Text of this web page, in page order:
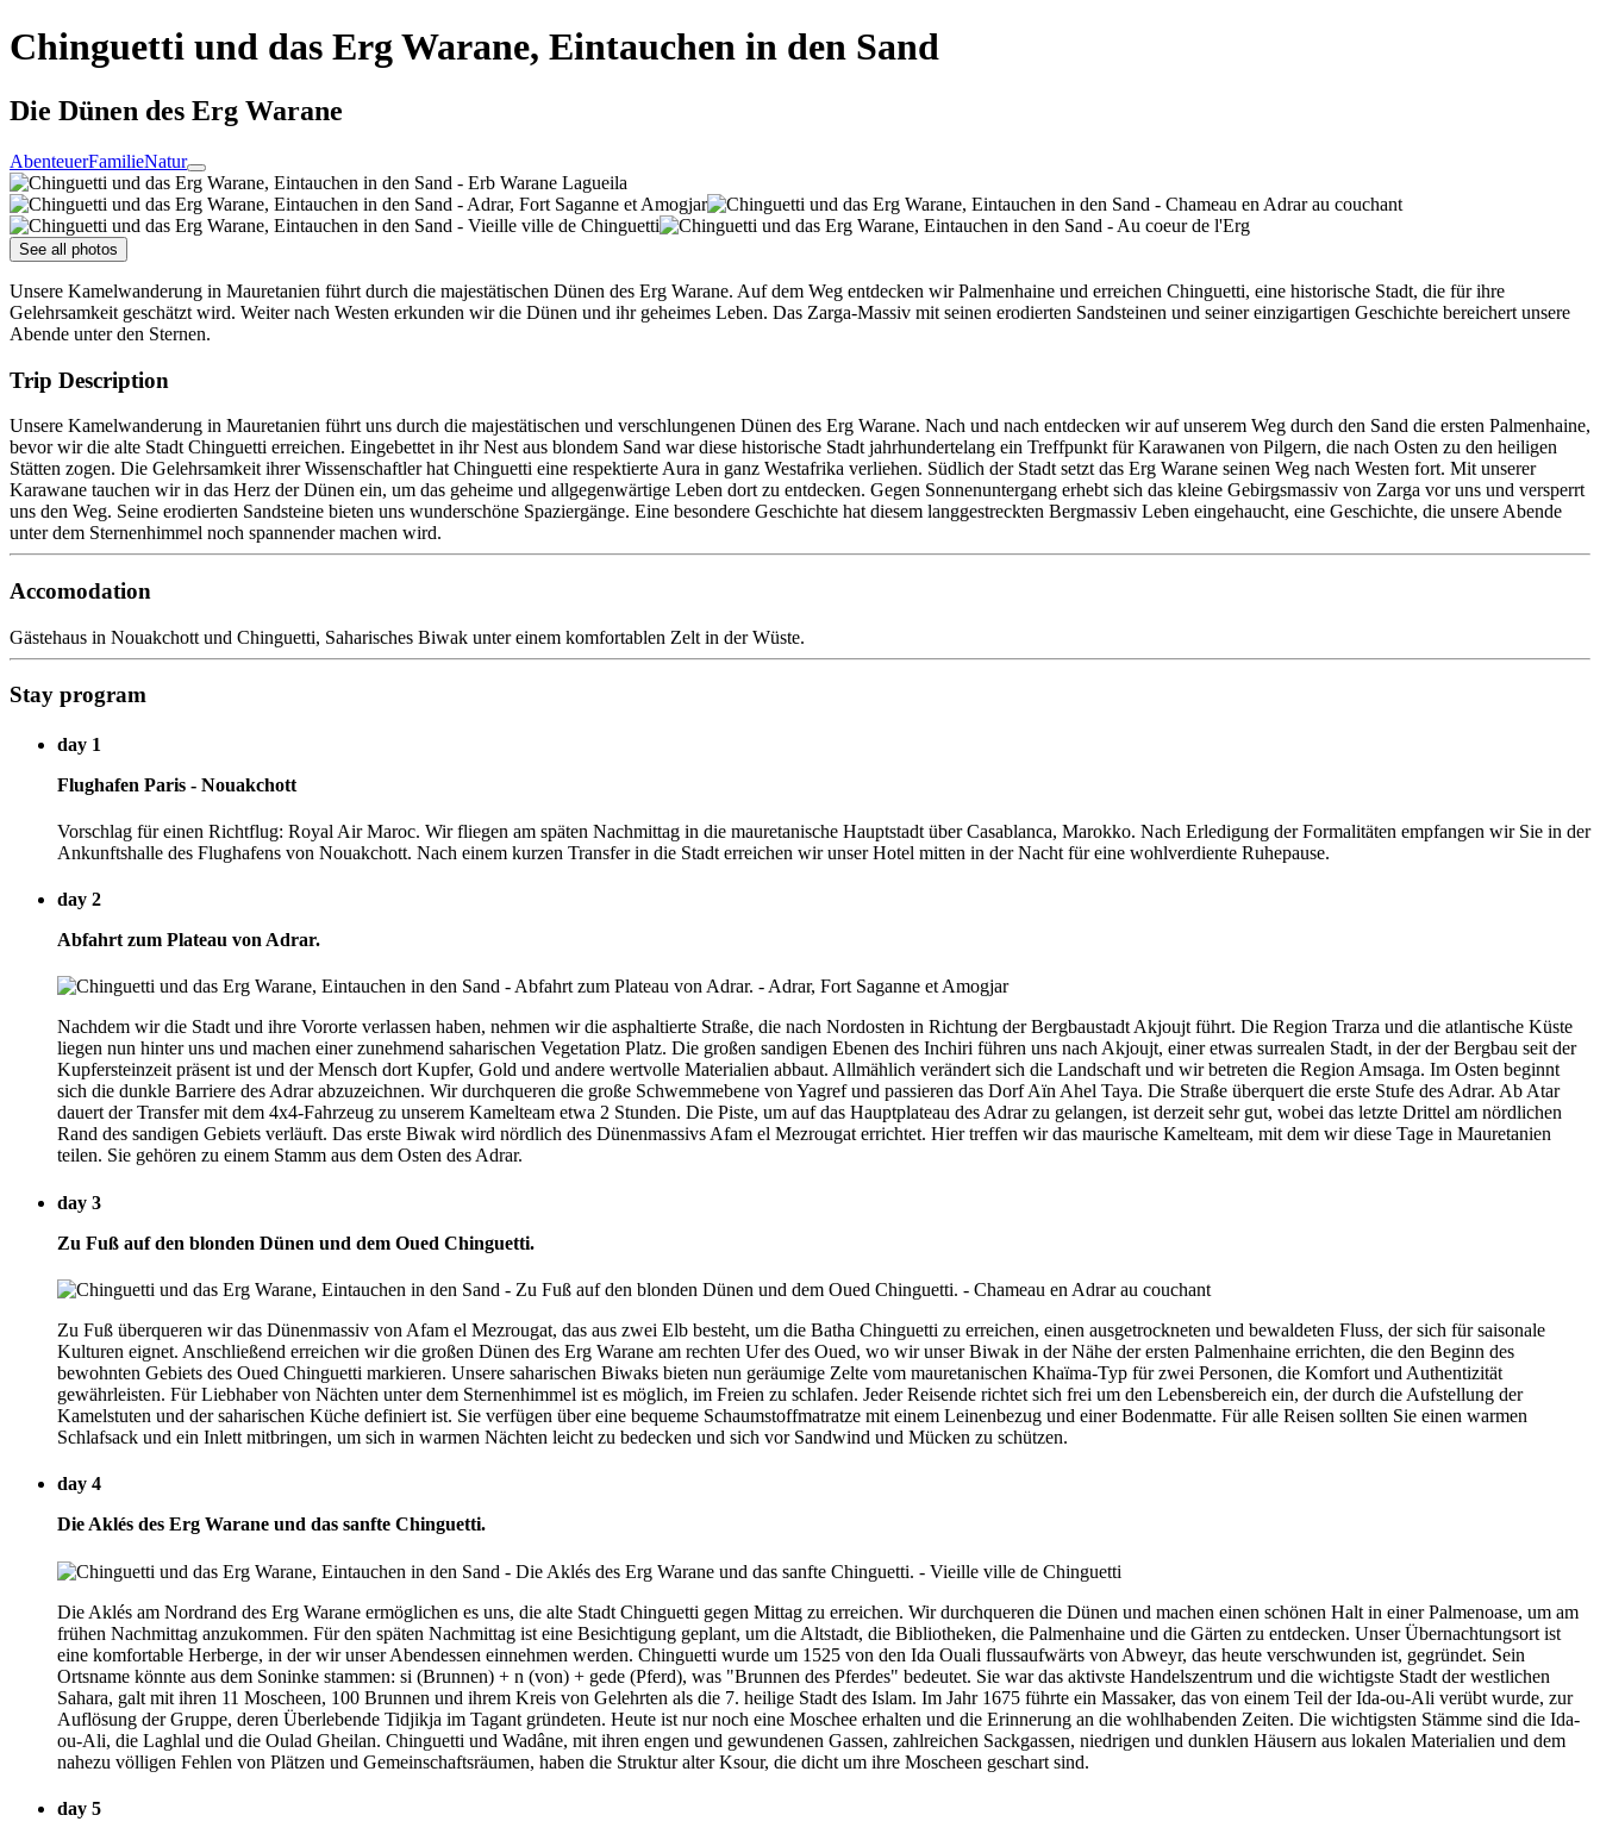
Chinguetti und das Erg Warane, Eintauchen in den Sand
Die Dünen des Erg Warane
AbenteuerFamilieNatur
See all photos
Unsere Kamelwanderung in Mauretanien führt durch die majestätischen Dünen des Erg Warane. Auf dem Weg entdecken wir Palmenhaine und erreichen Chinguetti, eine historische Stadt, die für ihre
Gelehrsamkeit geschätzt wird. Weiter nach Westen erkunden wir die Dünen und ihr geheimes Leben. Das Zarga-Massiv mit seinen erodierten Sandsteinen und seiner einzigartigen Geschichte bereichert unsere
Abende unter den Sternen.
Trip Description
Unsere Kamelwanderung in Mauretanien führt uns durch die majestätischen und verschlungenen Dünen des Erg Warane. Nach und nach entdecken wir auf unserem Weg durch den Sand die ersten Palmenhaine,
bevor wir die alte Stadt Chinguetti erreichen. Eingebettet in ihr Nest aus blondem Sand war diese historische Stadt jahrhundertelang ein Treffpunkt für Karawanen von Pilgern, die nach Osten zu den heiligen
Stätten zogen. Die Gelehrsamkeit ihrer Wissenschaftler hat Chinguetti eine respektierte Aura in ganz Westafrika verliehen. Südlich der Stadt setzt das Erg Warane seinen Weg nach Westen fort. Mit unserer
Karawane tauchen wir in das Herz der Dünen ein, um das geheime und allgegenwärtige Leben dort zu entdecken. Gegen Sonnenuntergang erhebt sich das kleine Gebirgsmassiv von Zarga vor uns und versperrt
uns den Weg. Seine erodierten Sandsteine bieten uns wunderschöne Spaziergänge. Eine besondere Geschichte hat diesem langgestreckten Bergmassiv Leben eingehaucht, eine Geschichte, die unsere Abende
unter dem Sternenhimmel noch spannender machen wird.
Accomodation
Gästehaus in Nouakchott und Chinguetti, Saharisches Biwak unter einem komfortablen Zelt in der Wüste.
Stay program
day 1
Flughafen Paris - Nouakchott
Vorschlag für einen Richtflug: Royal Air Maroc. Wir fliegen am späten Nachmittag in die mauretanische Hauptstadt über Casablanca, Marokko. Nach Erledigung der Formalitäten empfangen wir Sie in der
Ankunftshalle des Flughafens von Nouakchott. Nach einem kurzen Transfer in die Stadt erreichen wir unser Hotel mitten in der Nacht für eine wohlverdiente Ruhepause.
day 2
Abfahrt zum Plateau von Adrar.
Nachdem wir die Stadt und ihre Vororte verlassen haben, nehmen wir die asphaltierte Straße, die nach Nordosten in Richtung der Bergbaustadt Akjoujt führt. Die Region Trarza und die atlantische Küste
liegen nun hinter uns und machen einer zunehmend saharischen Vegetation Platz. Die großen sandigen Ebenen des Inchiri führen uns nach Akjoujt, einer etwas surrealen Stadt, in der der Bergbau seit der
Kupfersteinzeit präsent ist und der Mensch dort Kupfer, Gold und andere wertvolle Materialien abbaut. Allmählich verändert sich die Landschaft und wir betreten die Region Amsaga. Im Osten beginnt
sich die dunkle Barriere des Adrar abzuzeichnen. Wir durchqueren die große Schwemmebene von Yagref und passieren das Dorf Aïn Ahel Taya. Die Straße überquert die erste Stufe des Adrar. Ab Atar
dauert der Transfer mit dem 4x4-Fahrzeug zu unserem Kamelteam etwa 2 Stunden. Die Piste, um auf das Hauptplateau des Adrar zu gelangen, ist derzeit sehr gut, wobei das letzte Drittel am nördlichen
Rand des sandigen Gebiets verläuft. Das erste Biwak wird nördlich des Dünenmassivs Afam el Mezrougat errichtet. Hier treffen wir das maurische Kamelteam, mit dem wir diese Tage in Mauretanien
teilen. Sie gehören zu einem Stamm aus dem Osten des Adrar.
day 3
Zu Fuß auf den blonden Dünen und dem Oued Chinguetti.
Zu Fuß überqueren wir das Dünenmassiv von Afam el Mezrougat, das aus zwei Elb besteht, um die Batha Chinguetti zu erreichen, einen ausgetrockneten und bewaldeten Fluss, der sich für saisonale
Kulturen eignet. Anschließend erreichen wir die großen Dünen des Erg Warane am rechten Ufer des Oued, wo wir unser Biwak in der Nähe der ersten Palmenhaine errichten, die den Beginn des
bewohnten Gebiets des Oued Chinguetti markieren. Unsere saharischen Biwaks bieten nun geräumige Zelte vom mauretanischen Khaïma-Typ für zwei Personen, die Komfort und Authentizität
gewährleisten. Für Liebhaber von Nächten unter dem Sternenhimmel ist es möglich, im Freien zu schlafen. Jeder Reisende richtet sich frei um den Lebensbereich ein, der durch die Aufstellung der
Kamelstuten und der saharischen Küche definiert ist. Sie verfügen über eine bequeme Schaumstoffmatratze mit einem Leinenbezug und einer Bodenmatte. Für alle Reisen sollten Sie einen warmen
Schlafsack und ein Inlett mitbringen, um sich in warmen Nächten leicht zu bedecken und sich vor Sandwind und Mücken zu schützen.
day 4
Die Aklés des Erg Warane und das sanfte Chinguetti.
Die Aklés am Nordrand des Erg Warane ermöglichen es uns, die alte Stadt Chinguetti gegen Mittag zu erreichen. Wir durchqueren die Dünen und machen einen schönen Halt in einer Palmenoase, um am
frühen Nachmittag anzukommen. Für den späten Nachmittag ist eine Besichtigung geplant, um die Altstadt, die Bibliotheken, die Palmenhaine und die Gärten zu entdecken. Unser Übernachtungsort ist
eine komfortable Herberge, in der wir unser Abendessen einnehmen werden. Chinguetti wurde um 1525 von den Ida Ouali flussaufwärts von Abweyr, das heute verschwunden ist, gegründet. Sein
Ortsname könnte aus dem Soninke stammen: si (Brunnen) + n (von) + gede (Pferd), was "Brunnen des Pferdes" bedeutet. Sie war das aktivste Handelszentrum und die wichtigste Stadt der westlichen
Sahara, galt mit ihren 11 Moscheen, 100 Brunnen und ihrem Kreis von Gelehrten als die 7. heilige Stadt des Islam. Im Jahr 1675 führte ein Massaker, das von einem Teil der Ida-ou-Ali verübt wurde, zur
Auflösung der Gruppe, deren Überlebende Tidjikja im Tagant gründeten. Heute ist nur noch eine Moschee erhalten und die Erinnerung an die wohlhabenden Zeiten. Die wichtigsten Stämme sind die Ida-
ou-Ali, die Laghlal und die Oulad Gheilan. Chinguetti und Wadâne, mit ihren engen und gewundenen Gassen, zahlreichen Sackgassen, niedrigen und dunklen Häusern aus lokalen Materialien und dem
nahezu völligen Fehlen von Plätzen und Gemeinschaftsräumen, haben die Struktur alter Ksour, die dicht um ihre Moscheen geschart sind.
day 5